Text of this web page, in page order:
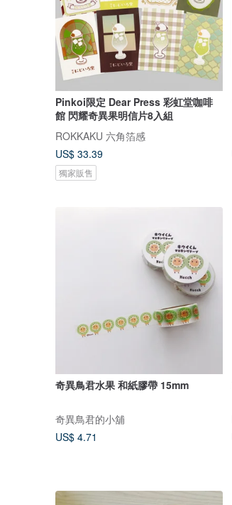
Pinkoi限定 Dear Press 彩虹堂咖啡
館 閃耀奇異果明信片8入組
ROKKAKU 六角箔感
US$ 33.39
獨家販售
奇異鳥君水果 和紙膠帶 15mm
奇異鳥君的小舖
US$ 4.71